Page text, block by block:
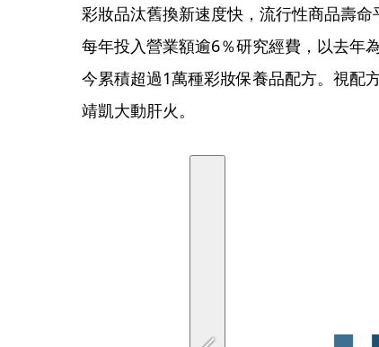
彩妝品汰舊換新速度快，流行性商品壽
每年投入營業額逾6％研究經費，以去年
今累積超過1萬種彩妝保養品配方。視配
靖凱大動肝火。